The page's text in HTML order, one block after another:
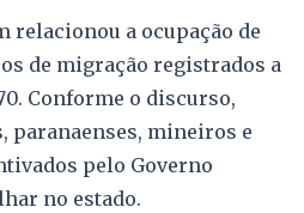
relacionou a ocupação de
de migração registrados a
Conforme o discurso,
paranaenses, mineiros e
pelo Governo
no estado.